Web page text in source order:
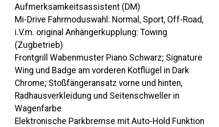
Aufmerksamkeitsassistent (DM)
Mi-Drive Fahrmoduswahl: Normal, Sport, Off-Road,
i.V.m. original Anhängerkupplung: Towing
(Zugbetrieb)
Frontgrill Wabenmuster Piano Schwarz; Signature
Wing und Badge am vorderen Kotflügel in Dark
Chrome; Stoßfängeransatz vorne und hinten,
Radhausverkleidung und Seitenschweller in
Wagenfarbe
Elektronische Parkbremse mit Auto-Hold Funktion